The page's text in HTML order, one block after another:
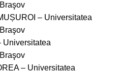
– Universitatea
Universitatea
– Universitatea